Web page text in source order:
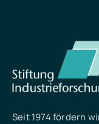
Seit 1974 fördern